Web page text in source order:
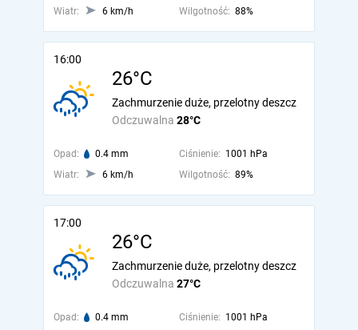
Wiatr:
6 km/h Wilgotność: 88%
16:00
26°C
Odczuwalna 28°C
Zachmurzenie duże, przelotny deszcz
Opad: 0.4 mm Ciśnienie: 1001 hPa
Wiatr:
6 km/h Wilgotność: 89%
17:00
26°C
Odczuwalna 27°C
Zachmurzenie duże, przelotny deszcz
Opad: 0.4 mm Ciśnienie: 1001 hPa